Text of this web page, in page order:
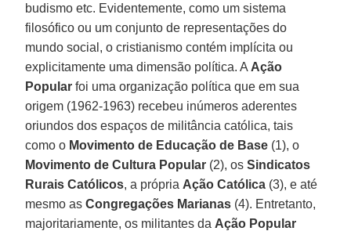
budismo etc. Evidentemente, como um sistema
filosófico ou um conjunto de representações do
mundo social, o cristianismo contém implícita ou
explicitamente uma dimensão política. A Ação
Popular foi uma organização política que em sua
origem (1962-1963) recebeu inúmeros aderentes
oriundos dos espaços de militância católica, tais
como o Movimento de Educação de Base (1), o
Movimento de Cultura Popular (2), osSindicatos
Rurais Católicos, a própria Ação Católica (3), e até
mesmo asCongregações Marianas (4). Entretanto,
majoritariamente, os militantes da Ação Popular